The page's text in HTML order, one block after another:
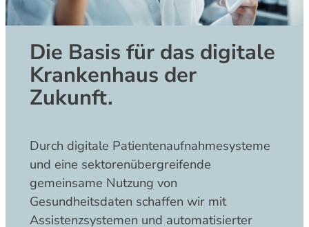
Die Basis für das digitale
Krankenhaus der
Zukunft.
Durch digitale Patientenaufnahmesysteme
und eine sektorenübergreifende
gemeinsame Nutzung von
Gesundheitsdaten schaffen wir mit
Assistenzsystemen und automatisierter